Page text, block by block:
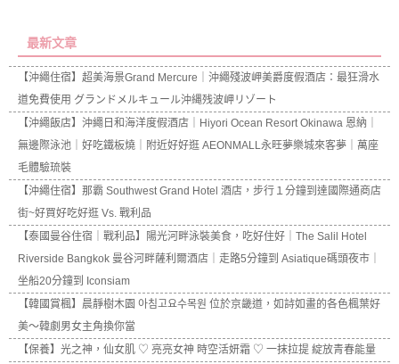
最新文章
【沖繩住宿】超美海景Grand Mercure｜沖繩殘波岬美爵度假酒店：最狂滑水
道免費使用 グランドメルキュール沖縄残波岬リゾート
【沖繩飯店】沖繩日和海洋度假酒店｜Hiyori Ocean Resort Okinawa 恩納｜
無邊際泳池｜好吃鐵板燒｜附近好好逛 AEONMALL永旺夢樂城來客夢｜萬座
毛體驗琉裝
【沖繩住宿】那霸 Southwest Grand Hotel 酒店，步行１分鐘到達國際通商店
街~好買好吃好逛 Vs. 戰利品
【泰國曼谷住宿｜戰利品】陽光河畔泳裝美食，吃好住好｜The Salil Hotel
Riverside Bangkok 曼谷河畔薩利爾酒店｜走路5分鐘到 Asiatique碼頭夜市｜
坐船20分鐘到 Iconsiam
【韓國賞楓】晨靜樹木園 아침고요수목원 位於京畿道，如詩如畫的各色楓葉好
美～韓劇男女主角換你當
【保養】光之神，仙女肌 ♡ 亮亮女神 時空活妍霜 ♡ 一抹拉提 綻放青春能量